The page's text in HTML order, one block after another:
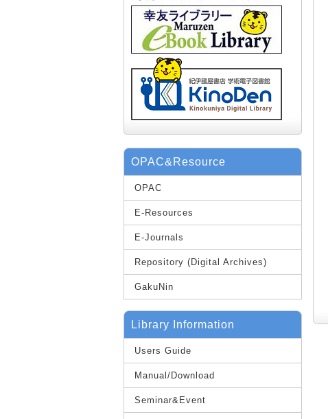
OPAC&Resource
OPAC
E-Resources
E-Journals
Repository (Digital Archives)
GakuNin
Library Information
Users Guide
Manual/Download
Seminar&Event